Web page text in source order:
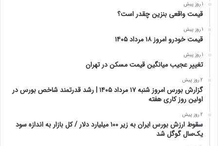
1 روز پیش
قیمت واقعی بنزین چقدر است؟
1 روز پیش
قیمت خودرو امروز ۱۸ مرداد ۱۴۰۵
1 روز پیش
تغییر عجیب میانگین قیمت مسکن در تهران
2 روز پیش
گزارش بورس امروز شنبه ۱۷ مرداد ۱۴۰۵ | رشد قدرتمند شاخص بورس در
اولین روز کاری هفته
2 روز پیش
سقوط ارزش بورس ایران به زیر ۱۰۰ میلیارد دلار / کل بازار به اندازه سود
یک‌سال گوگل شد